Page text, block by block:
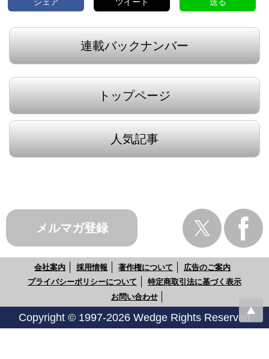
連載バックナンバー
トップページ
人気記事
メルマガ登録
会社案内 採用情報 著作権について
広告のご案内
プライバシーポリシーについて
特定商取引法に基づく表示
お問い合わせ
Copyright © 1997-2026 Wedge Rights Reserved